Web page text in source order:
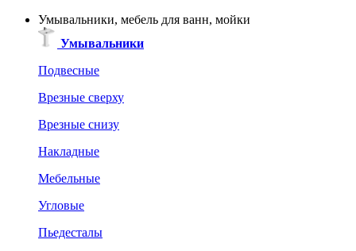
Умывальники, мебель для ванн, мойки
Умывальники
Подвесные
Врезные сверху
Врезные снизу
Накладные
Мебельные
Угловые
Пьедесталы